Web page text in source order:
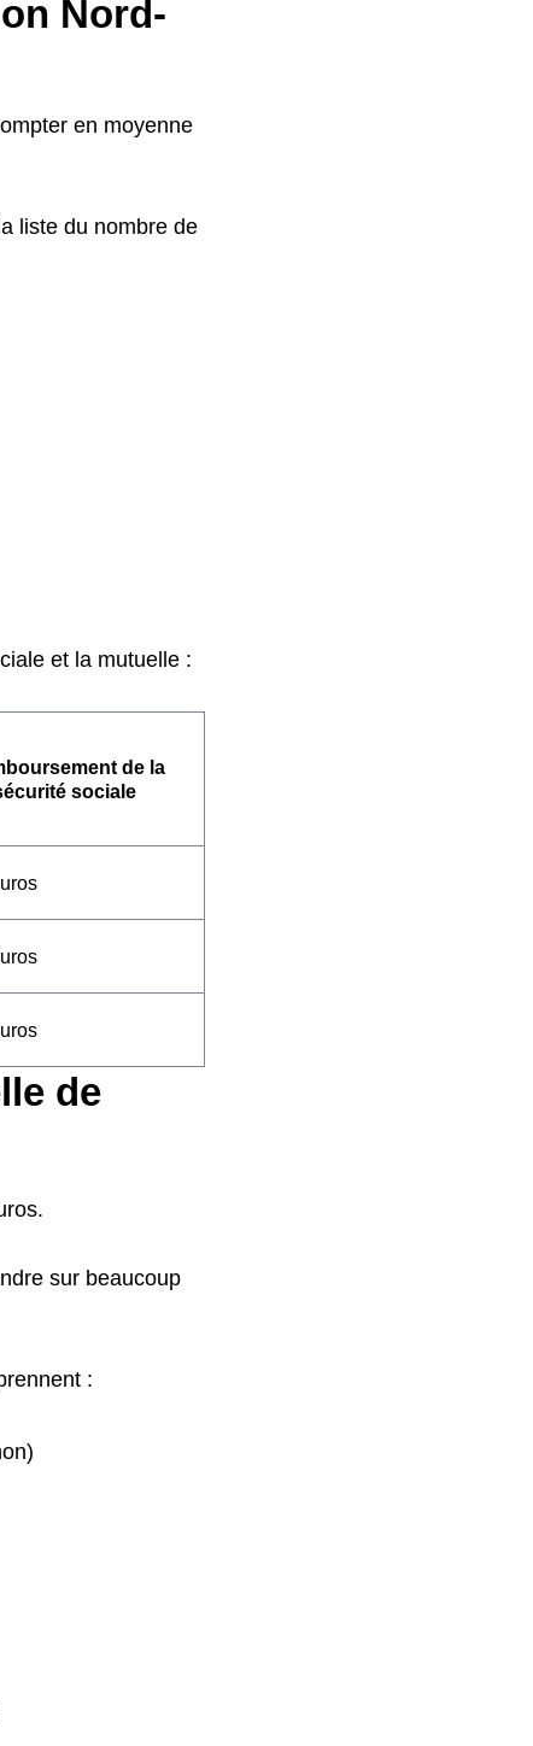
Nord-
en moyenne
liste du nombre de
et la mutuelle :
de la
sociale
de
sur beaucoup
: